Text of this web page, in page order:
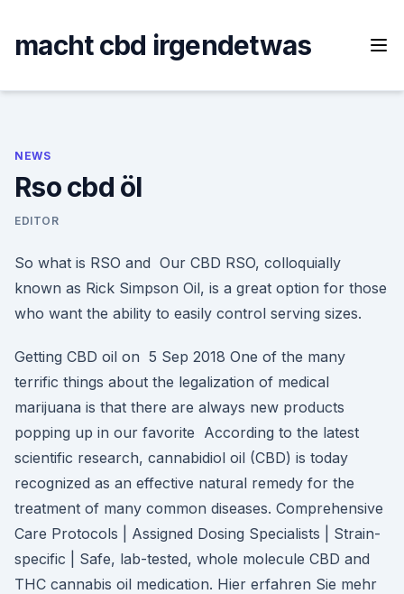
content
macht cbd irgendetwas
NEWS
Rso cbd öl
EDITOR
So what is RSO and Our CBD RSO, colloquially
known as Rick Simpson Oil, is a great option for those
who want the ability to easily control serving sizes.
Getting CBD oil on 5 Sep 2018 One of the many
terrific things about the legalization of medical
marijuana is that there are always new products
popping up in our favorite According to the latest
scientific research, cannabidiol oil (CBD) is today
recognized as an effective natural remedy for the
treatment of many common diseases. Comprehensive
Care Protocols | Assigned Dosing Specialists | Strain-
specific | Safe, lab-tested, whole molecule CBD and
THC cannabis oil medication. Hier erfahren Sie mehr